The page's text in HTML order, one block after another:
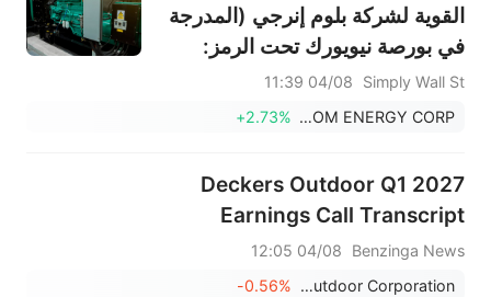
القوية لشركة بلوم إنرجي (المدرجة
في بورصة نيويورك تحت الرمز:
BE).
Simply Wall St
04/08 11:39
BLOOM ENERGY CORP
+2.73%
Deckers Outdoor Q1 2027
Earnings Call Transcript
Benzinga News
04/08 12:05
Deckers Outdoor Corporation
-0.56%